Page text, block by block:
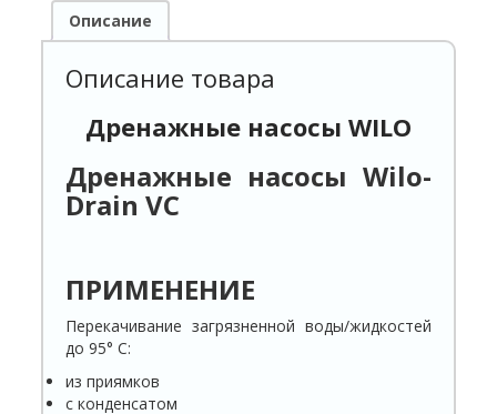
Описание
Описание товара
Дренажные насосы WILO
Дренажные насосы Wilo-
Drain VC
ПРИМЕНЕНИЕ
Перекачивание загрязненной воды/жидкостей
до 95° C:
из приямков
с конденсатом